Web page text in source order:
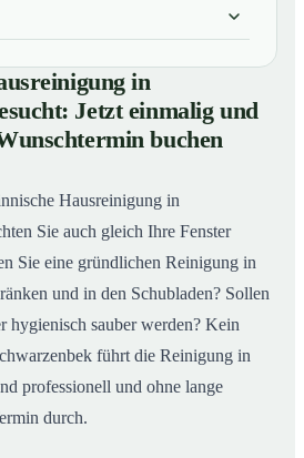
in Schwarzenbek
und kurzfristig zum
Hausreinigung in
in
Jetzt einmalig und
buchen
Hausreinigung in
Sie auch gleich Ihre Fenster
Sie eine gründlichen Reinigung in
und in den Schubladen? Sollen
hygienisch sauber werden? Kein
führt die Reinigung in
professionell und ohne lange
durch.